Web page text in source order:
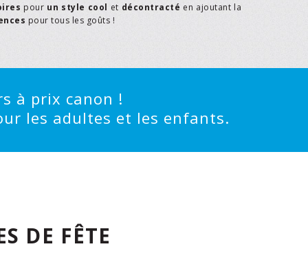
pour un style cool et décontracté en ajoutant la
pour tous les goûts !
à prix canon !
les adultes et les enfants.
DE FÊTE